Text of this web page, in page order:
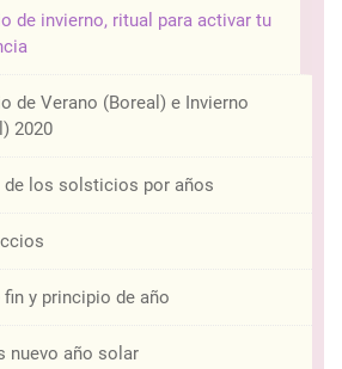
de invierno, ritual para activar tu
de Verano (Boreal) e Invierno
2020
de los solsticios por años
fin y principio de año
nuevo año solar